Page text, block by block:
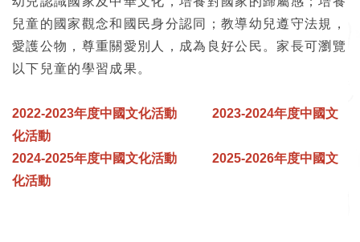
兒童的國家觀念和國民身分認同；教導幼兒遵守法規，
愛護公物，尊重關愛別人，成為良好公民。家長可瀏覽
以下兒童的學習成果。
2022-2023年度中國文化活動
2023-2024年度中國文
化活動
2024-2025年度中國文化活動
2025-2026年度中國文
化活動